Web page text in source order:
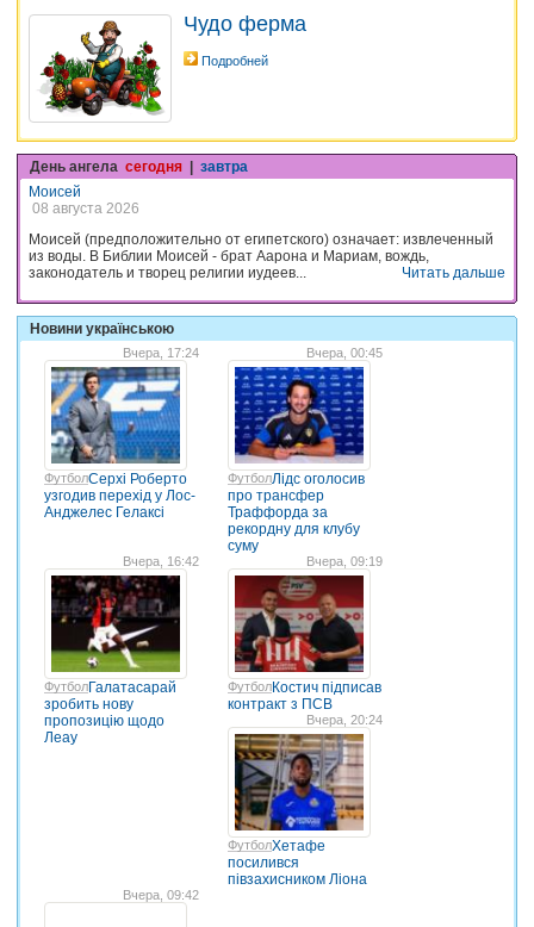
Чудо ферма
Подробней
День ангела сегодня | завтра
Моисей
08 августа 2026
Моисей (предположительно от египетского) означает: извлеченный
из воды. В Библии Моисей - брат Аарона и Мариам, вождь,
законодатель и творец религии иудеев...
Читать дальше
Новини українською
Вчера, 17:24
ФутболСерхі Роберто
узгодив перехід у Лос-
Анджелес Гелаксі
Вчера, 00:45
ФутболЛідс оголосив
про трансфер
Траффорда за
рекордну для клубу
суму
Вчера, 16:42
ФутболГалатасарай
зробить нову
пропозицію щодо
Леау
Вчера, 09:19
ФутболКостич підписав
контракт з ПСВ
Вчера, 20:24
ФутболХетафе
посилився
півзахисником Ліона
Вчера, 09:42